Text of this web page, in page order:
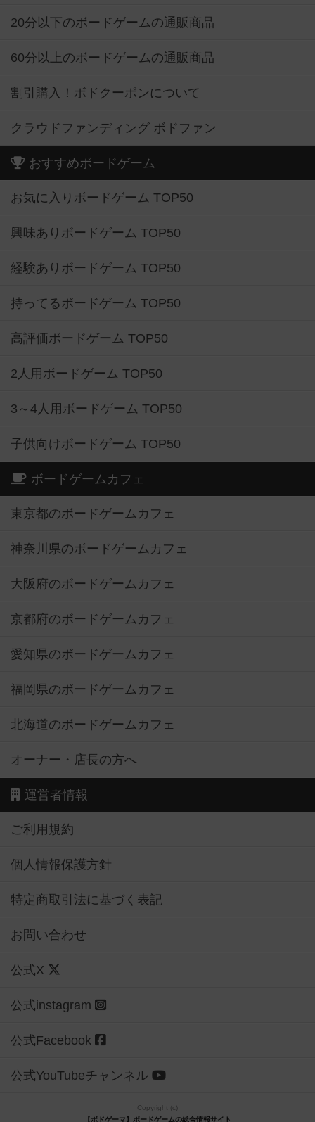
20分以下のボードゲームの通販商品
60分以上のボードゲームの通販商品
割引購入！ボドクーポンについて
クラウドファンディング ボドファン
おすすめボードゲーム
お気に入りボードゲーム TOP50
興味ありボードゲーム TOP50
経験ありボードゲーム TOP50
持ってるボードゲーム TOP50
高評価ボードゲーム TOP50
2人用ボードゲーム TOP50
3～4人用ボードゲーム TOP50
子供向けボードゲーム TOP50
ボードゲームカフェ
東京都のボードゲームカフェ
神奈川県のボードゲームカフェ
大阪府のボードゲームカフェ
京都府のボードゲームカフェ
愛知県のボードゲームカフェ
福岡県のボードゲームカフェ
北海道のボードゲームカフェ
オーナー・店長の方へ
運営者情報
ご利用規約
個人情報保護方針
特定商取引法に基づく表記
お問い合わせ
公式X
公式instagram
公式Facebook
公式YouTubeチャンネル
Copyright (c)
【ボドゲーマ】ボードゲームの総合情報サイト